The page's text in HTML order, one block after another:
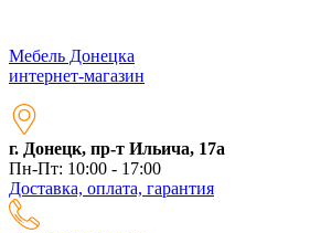
Мебель Донецка
интернет-магазин
г. Донецк, пр-т Ильича, 17а
Пн-Пт: 10:00 - 17:00
Доставка, оплата, гарантия